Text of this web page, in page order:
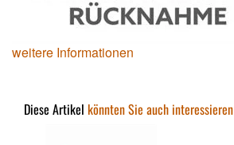
weitere Informationen
Diese Artikel könnten Sie auch interessieren